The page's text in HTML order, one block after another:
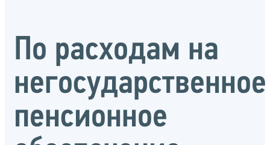
По расходам на
негосударственное
пенсионное